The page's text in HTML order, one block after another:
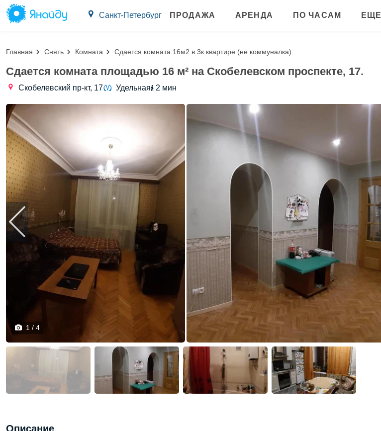
Санкт-Петербург ПРОДАЖА АРЕНДА ПО ЧАСАМ ЕЩЕ
Главная Снять Комната Сдается комната 16м2 в 3к квартире (не коммуналка)
Сдается комната площадью 16 м² на Скобелевском проспекте, 17.
Скобелевский пр-кт, 17 Удельная 2 мин
1 / 4
Описание